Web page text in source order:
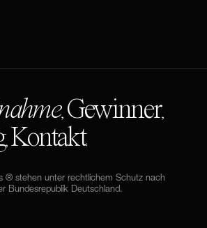
, Gewinner,
, Kontakt.
® stehen unter rechtlichem Schutz nach
Bundesrepublik Deutschland.